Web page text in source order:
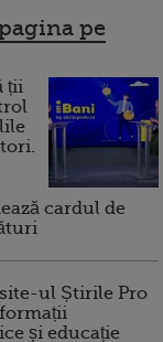
pe
ții
cardul de
ul Știrile Pro
și educație